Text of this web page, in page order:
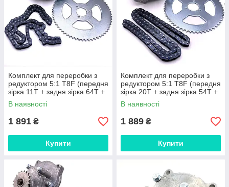
Комплект для переробки з
редуктором 5:1 T8F (передня
зірка 11T + задня зірка 64Т +
ланцюг) 124L
В наявності
1 891 ₴
Купити
Комплект для переробки з
редуктором 5:1 T8F (передня
зірка 20T + задня зірка 54Т +
ланцюг) 124L
В наявності
1 889 ₴
Купити